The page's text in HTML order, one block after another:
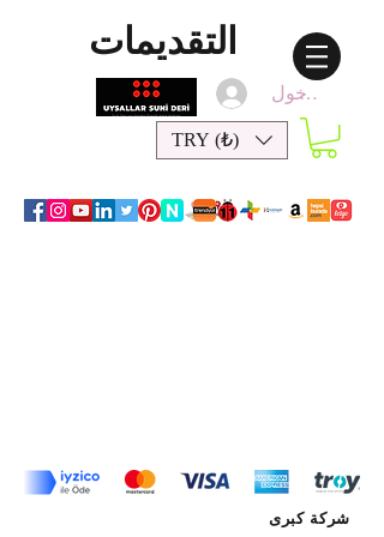
التقديمات
تسجيل الدخول
TRY (₺)
شركة كبرى